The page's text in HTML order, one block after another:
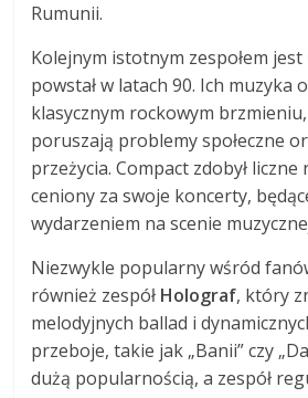
Rumunii.
Kolejnym istotnym zespołem jest
powstał w latach 90. Ich muzyka
klasycznym rockowym
poruszają problemy społeczne
przeżycia. Compact zdobył
ceniony za swoje koncerty,
wydarzeniem na scenie
Niezwykle popularny wśród
również zespół Holograf, który
melodyjnych ballad i
przeboje, takie jak „Banii” czy
dużą popularnością, a zespół